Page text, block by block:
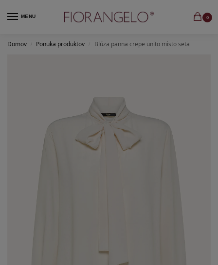
MENU 0
Domov Ponuka produktov Blúza panna crepe unito misto seta